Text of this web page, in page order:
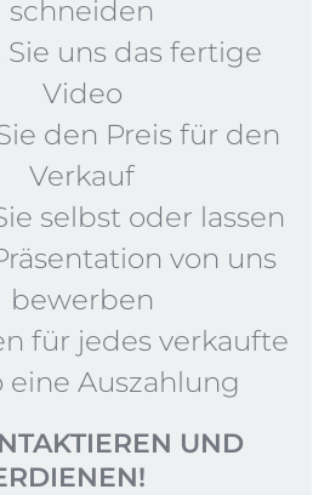
schneiden
Sie uns das fertige
Video
den Preis für den
Verkauf
selbst oder lassen
von uns
bewerben
für jedes verkaufte
eine Auszahlung
UND